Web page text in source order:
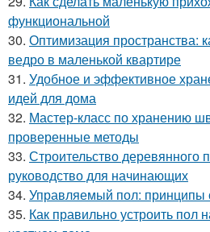
функциональной
30. Оптимизация пространства:
ведро в маленькой квартире
31. Удобное и эффективное
идей для дома
32. Мастер-класс по хранению
проверенные методы
33. Строительство деревянного
руководство для начинающих
34. Управляемый пол: принципы
35. Как правильно устроить пол